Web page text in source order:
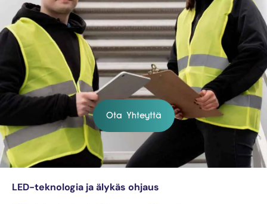
Ota Yhteyttä
LED-teknologia ja älykäs ohjaus